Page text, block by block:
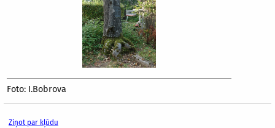
Foto: I.Bobrova
Ziņot par kļūdu